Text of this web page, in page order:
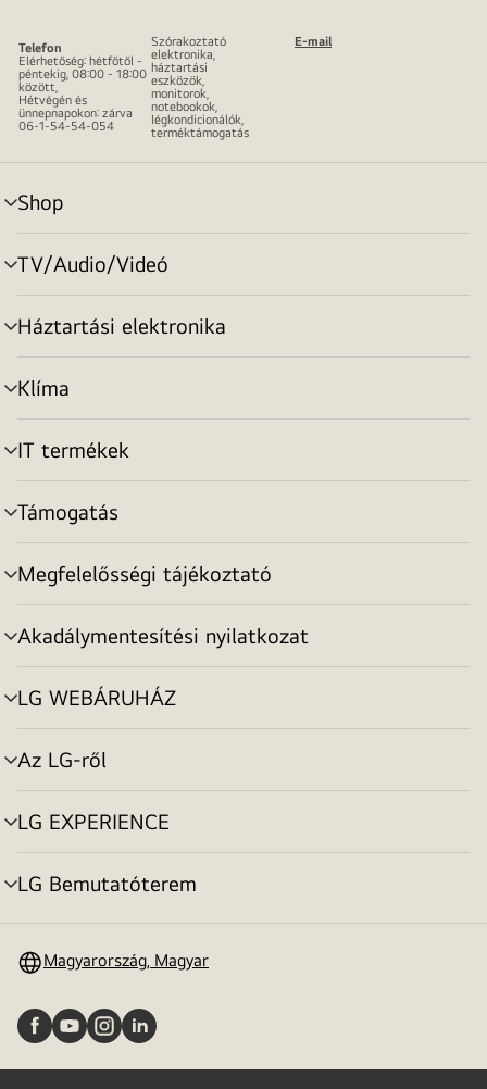
Telefon
Elérhetőség: hétfőtől -
péntekig, 08:00 - 18:00
között,
Hétvégén és
ünnepnapokon: zárva
06-1-54-54-054
Szórakoztató
elektronika,
háztartási
eszközök,
monitorok,
notebookok,
légkondicionálók,
terméktámogatás
E-mail
Shop
menu
toggle
TV/Audio/Videó
menu
toggle
Háztartási elektronika
menu
toggle
Klíma
menu
toggle
IT termékek
menu
toggle
Támogatás
menu
toggle
Megfelelősségi tájékoztató
menu
toggle
Akadálymentesítési nyilatkozat
menu
toggle
LG WEBÁRUHÁZ
menu
toggle
Az LG-ről
menu
toggle
LG EXPERIENCE
menu
toggle
LG Bemutatóterem
menu
Magyarország, Magyar